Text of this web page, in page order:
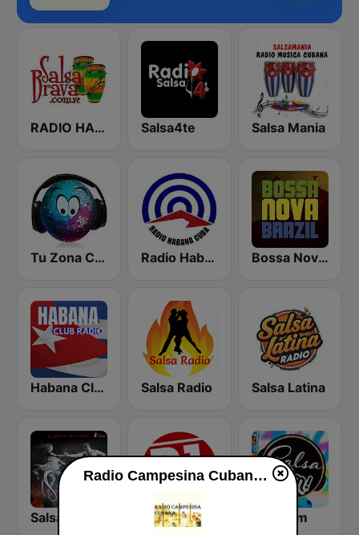
RADIO HABANA SON CUBA Salsa4te Salsa Mania
Tu Zona Cubana Radio Habana Cuba Bossa Nova Brazil
Habana Club Radio Salsa Radio Salsa Latina
NHK R1 SalSa Fm
Radio Campesina Cubana en vivo